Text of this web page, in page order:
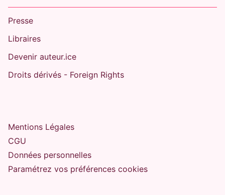
Presse
Libraires
Devenir auteur.ice
Droits dérivés - Foreign Rights
Mentions Légales
CGU
Données personnelles
Paramétrez vos préférences cookies